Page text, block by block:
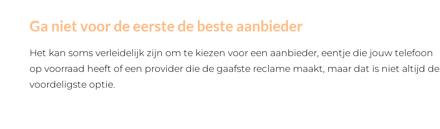
Ga niet voor de eerste de beste aanbieder
Het kan soms verleidelijk zijn om te kiezen voor een aanbieder, eentje die jouw telefoon
op voorraad heeft of een provider die de gaafste reclame maakt, maar dat is niet altijd de
voordeligste optie.